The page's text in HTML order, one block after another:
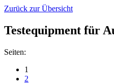
Zurück zur Übersicht
Testequipment für
Seiten:
1
2